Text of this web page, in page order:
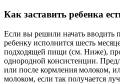
Как заставить ребенка
Если вы решили начать вводить
ребенку исполнится шесть
подходящей пищи (см. Ниже),
однородной консистенции.
или после кормления молоком,
молоком, если так получается